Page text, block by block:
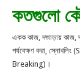
কতগুলো
একক কাজ, দজাড়ায় কাজ,
পর্যবেক্ষণ করা,
Breaking)।